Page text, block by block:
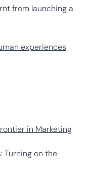
from launching a
experiences
in Marketing
Turning on the